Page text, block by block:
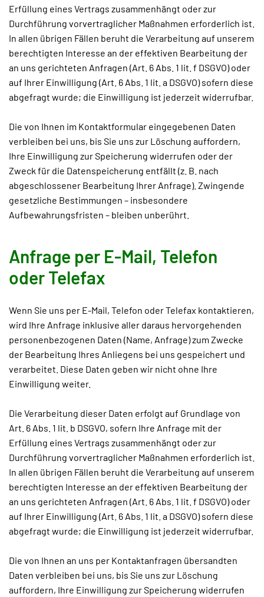
Erfüllung eines Vertrags zusammenhängt oder zur
Durchführung vorvertraglicher Maßnahmen erforderlich ist.
In allen übrigen Fällen beruht die Verarbeitung auf unserem
berechtigten Interesse an der effektiven Bearbeitung der
an uns gerichteten Anfragen (Art. 6 Abs. 1 lit. f DSGVO) oder
auf Ihrer Einwilligung (Art. 6 Abs. 1 lit. a DSGVO) sofern diese
abgefragt wurde; die Einwilligung ist jederzeit widerrufbar.
Die von Ihnen im Kontaktformular eingegebenen Daten
verbleiben bei uns, bis Sie uns zur Löschung auffordern,
Ihre Einwilligung zur Speicherung widerrufen oder der
Zweck für die Datenspeicherung entfällt (z. B. nach
abgeschlossener Bearbeitung Ihrer Anfrage). Zwingende
gesetzliche Bestimmungen – insbesondere
Aufbewahrungsfristen – bleiben unberührt.
Anfrage per E-Mail, Telefon
oder Telefax
Wenn Sie uns per E-Mail, Telefon oder Telefax kontaktieren,
wird Ihre Anfrage inklusive aller daraus hervorgehenden
personenbezogenen Daten (Name, Anfrage) zum Zwecke
der Bearbeitung Ihres Anliegens bei uns gespeichert und
verarbeitet. Diese Daten geben wir nicht ohne Ihre
Einwilligung weiter.
Die Verarbeitung dieser Daten erfolgt auf Grundlage von
Art. 6 Abs. 1 lit. b DSGVO, sofern Ihre Anfrage mit der
Erfüllung eines Vertrags zusammenhängt oder zur
Durchführung vorvertraglicher Maßnahmen erforderlich ist.
In allen übrigen Fällen beruht die Verarbeitung auf unserem
berechtigten Interesse an der effektiven Bearbeitung der
an uns gerichteten Anfragen (Art. 6 Abs. 1 lit. f DSGVO) oder
auf Ihrer Einwilligung (Art. 6 Abs. 1 lit. a DSGVO) sofern diese
abgefragt wurde; die Einwilligung ist jederzeit widerrufbar.
Die von Ihnen an uns per Kontaktanfragen übersandten
Daten verbleiben bei uns, bis Sie uns zur Löschung
auffordern, Ihre Einwilligung zur Speicherung widerrufen